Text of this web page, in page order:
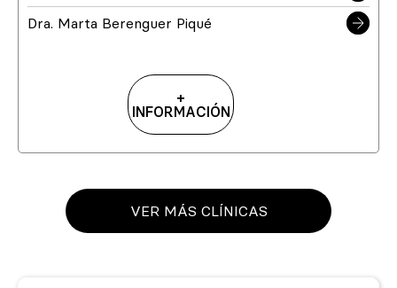
Dra. Marta Berenguer Piqué
+
INFORMACIÓN
VER MÁS CLÍNICAS